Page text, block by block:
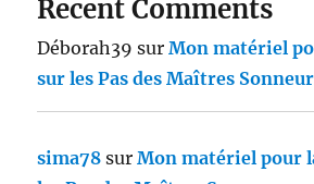
Recent Comments
Déborah39 surMon matériel
sur les Pas des Maîtres
sima78 surMon matériel pour